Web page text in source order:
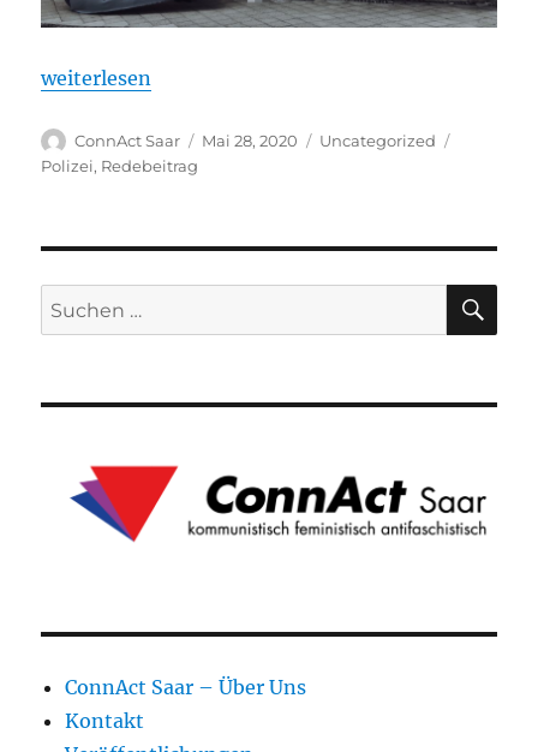
„Kundgebung gegen die Verschärfung des
weiterlesen
Autor
ConnAct Saar
Veröffentlicht
Mai 28, 2020 Kategorien
Uncategorized
Polizei, Redebeitrag
Suchen
nach:
ConnAct Saar – Über Uns
Kontakt